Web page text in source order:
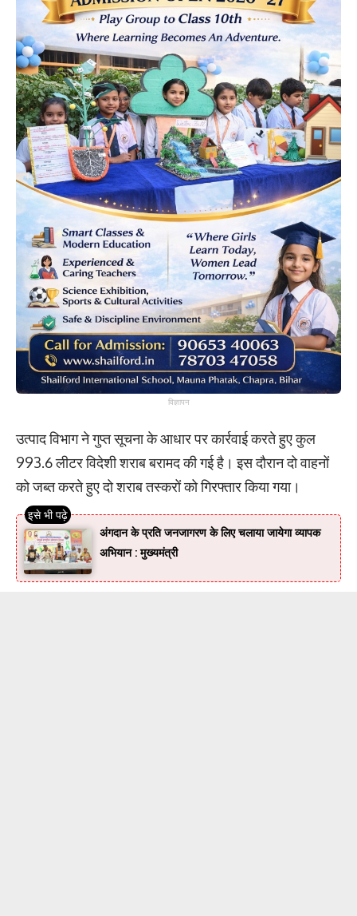
विज्ञापन
उत्पाद विभाग ने गुप्त सूचना के आधार पर कार्रवाई करते हुए कुल
993.6 लीटर विदेशी शराब बरामद की गई है। इस दौरान दो वाहनों
को जब्त करते हुए दो शराब तस्करों को गिरफ्तार किया गया।
अंगदान के प्रति जनजागरण के लिए चलाया जायेगा व्यापक
अभियान : मुख्यमंत्री